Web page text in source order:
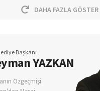
DAHA FAZLA GÖSTER
Başkanı
YAZKAN
Özgeçmişi